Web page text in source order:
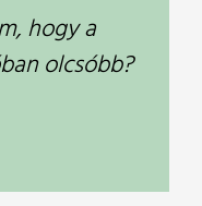
hogy a
olcsóbb?